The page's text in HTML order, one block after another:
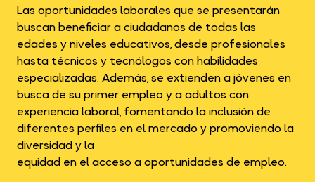
Las oportunidades laborales que se presentarán
buscan beneficiar a ciudadanos de todas las
edades y niveles educativos, desde profesionales
hasta técnicos y tecnólogos con habilidades
especializadas. Además, se extienden a jóvenes en
busca de su primer empleo y a adultos con
experiencia laboral, fomentando la inclusión de
diferentes perfiles en el mercado y promoviendo la
diversidad y la
equidad en el acceso a oportunidades de empleo.